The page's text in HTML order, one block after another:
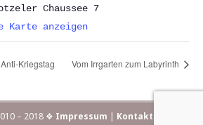
Chaussee 7
Karte anzeigen
Kriegstag Vom Irrgarten zum Labyrinth
– 2018 ❖ Impressum | Kontakt